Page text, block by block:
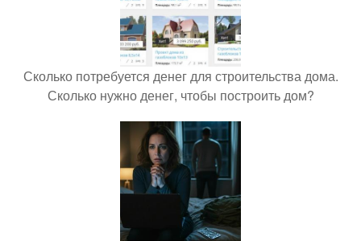
Сколько потребуется денег для строительства дома.
Сколько нужно денег, чтобы построить дом?